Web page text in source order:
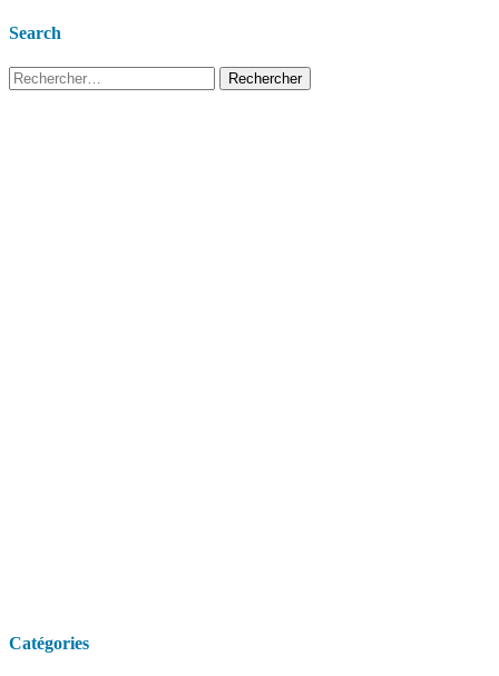
Search
Rechercher :
Catégories